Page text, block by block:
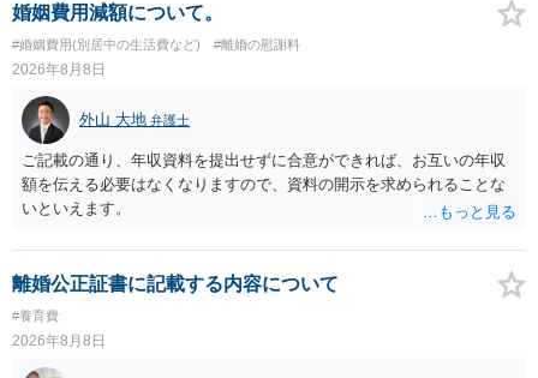
婚姻費用減額について。
#婚姻費用(別居中の生活費など) #離婚の慰謝料
2026年8月8日
外山 大地 弁護士
ご記載の通り、年収資料を提出せずに合意ができれば、お互いの年収
額を伝える必要はなくなりますので、資料の開示を求められることな
いといえます。
離婚公正証書に記載する内容について
#養育費
2026年8月8日